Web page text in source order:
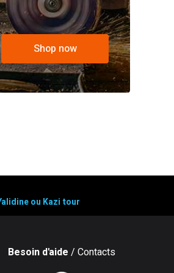
Shop now
ou Kazi tour
Besoin d'aide / Contacts